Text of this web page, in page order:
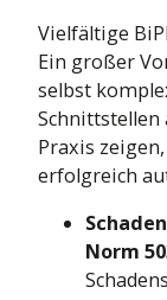
Vielfältige
Ein großer
selbst
Schnittstellen
Praxis
erfolgreich
Norm